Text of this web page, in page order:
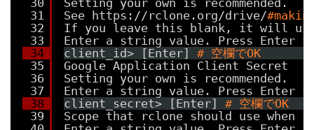
30
31
32
33
34
35
36
37
38
39
Setting your own is recommended.
See https: //rclone.org/drive/
If you leave this blank, it will
Enter a string value. Press Enter
client_id> [Enter] # 空欄でOK
Google Application Client Secret
Setting your own is recommended.
Enter a string value. Press Enter
client_secret> [Enter] # 空欄でOK
Scope that rclone should use when